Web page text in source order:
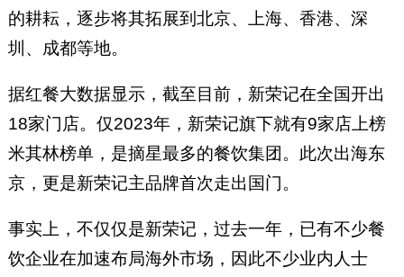
的耕耘，逐步将其拓展到北京、上海、香港、深
圳、成都等地。
据红餐大数据显示，截至目前，新荣记在全国开出
18家门店。仅2023年，新荣记旗下就有9家店上榜
米其林榜单，是摘星最多的餐饮集团。此次出海东
京，更是新荣记主品牌首次走出国门。
事实上，不仅仅是新荣记，过去一年，已有不少餐
饮企业在加速布局海外市场，因此不少业内人士